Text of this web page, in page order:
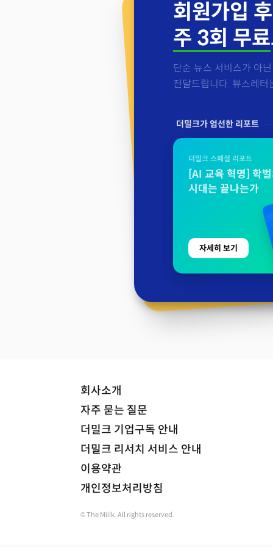
회원가입
주 3회 무료
단순 뉴스 서비스가 아
전달드립니다. 뷰스레터
더밀크가 엄선한 리포트
더밀크 스페셜 리포트
[AI 교육 혁명] 학
시대는 끝나는가
자세히 보기
회사소개
자주 묻는 질문
더밀크 기업구독 안내
더밀크 리서치 서비스 안내
이용약관
개인정보처리방침
© The Miilk. All rights reserved.